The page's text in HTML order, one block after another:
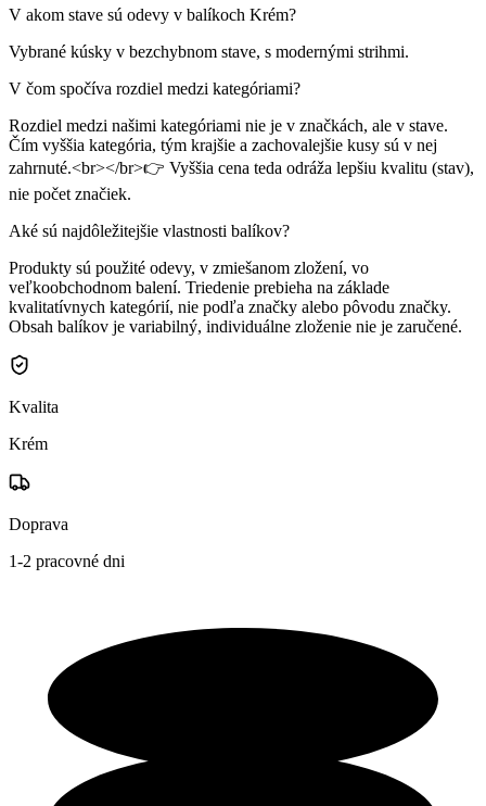
V akom stave sú odevy v balíkoch Krém?
Vybrané kúsky v bezchybnom stave, s modernými strihmi.
V čom spočíva rozdiel medzi kategóriami?
Rozdiel medzi našimi kategóriami nie je v značkách, ale v stave.
Čím vyššia kategória, tým krajšie a zachovalejšie kusy sú v nej
zahrnuté.<br></br>👉 Vyššia cena teda odráža lepšiu kvalitu (stav),
nie počet značiek.
Aké sú najdôležitejšie vlastnosti balíkov?
Produkty sú použité odevy, v zmiešanom zložení, vo
veľkoobchodnom balení. Triedenie prebieha na základe
kvalitatívnych kategórií, nie podľa značky alebo pôvodu značky.
Obsah balíkov je variabilný, individuálne zloženie nie je zaručené.
Kvalita
Krém
Doprava
1-2 pracovné dni